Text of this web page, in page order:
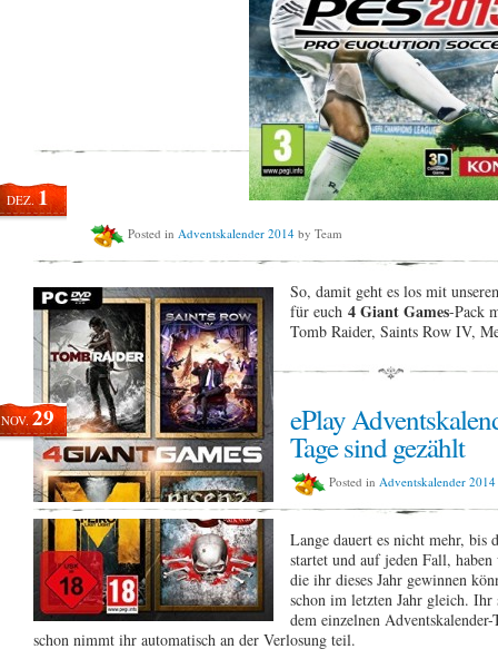
DEZ.1
Posted in Adventskalender 2014 by Team
So, damit geht es los mit
für euch 4 Giant Games-Pack
Tomb Raider, Saints Row IV,
NOV.29 ePlay
Tage sind gezählt
Posted in Adventskalender 2014
Lange dauert es nicht mehr, bis
startet und auf jeden Fall,
die ihr dieses Jahr gewinnen
schon im letzten Jahr gleich.
dem einzelnen
schon nimmt ihr automatisch an der Verlosung teil.